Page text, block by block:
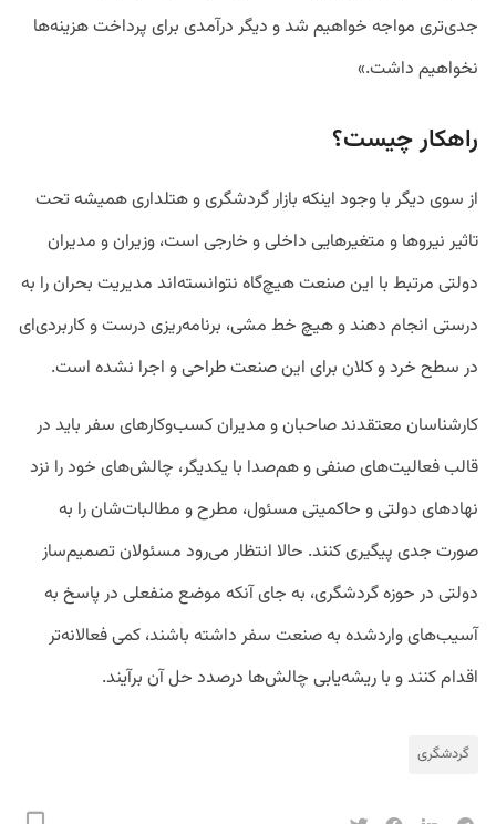
جدی‌تری مواجه خواهیم شد و دیگر درآمدی برای پرداخت هزینه‌ها
نخواهیم داشت.»
راهکار چیست؟
از سوی دیگر با وجود اینکه بازار گردشگری و هتلداری همیشه تحت
تاثیر نیروها و متغیرهایی داخلی و خارجی است، وزیران و مدیران
دولتی مرتبط با این صنعت هیچ‌گاه نتوانسته‌اند مدیریت بحران را به
درستی انجام دهند و هیچ خط مشی، برنامه‌ریزی درست و کاربردی‌ای
در سطح خرد و کلان برای این صنعت طراحی و اجرا نشده است.
کارشناسان معتقدند صاحبان و مدیران کسب‌وکارهای سفر باید در
قالب فعالیت‌های صنفی و هم‌صدا با یکدیگر، چالش‌های خود را نزد
نهادهای دولتی و حاکمیتی مسئول، مطرح و مطالبات‌شان را به
صورت جدی پیگیری کنند. حالا انتظار می‌رود مسئولان تصمیم‌ساز
دولتی در حوزه گردشگری، به‌ جای آنکه موضع منفعلی در پاسخ به
آسیب‌های واردشده به صنعت سفر داشته باشند، کمی فعالانه‌تر
اقدام کنند و با ریشه‌یابی چالش‌ها درصدد حل آن برآیند.
گردشگری